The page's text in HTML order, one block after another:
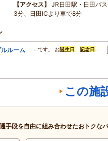
アクセス
JR日田駅・日田バ
3分、日田ICより車で8分
ルーム
…です。 お誕生日 、記念日 …
この施
手段を自由に組み合わせたおトクな